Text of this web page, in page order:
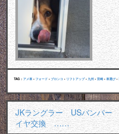
TAG : アメ車 • フォード • ブロンコ • リフトアップ• 九州 • 宮崎 • 車選び •
JKラングラー USバンパ
イヤ交換 ……